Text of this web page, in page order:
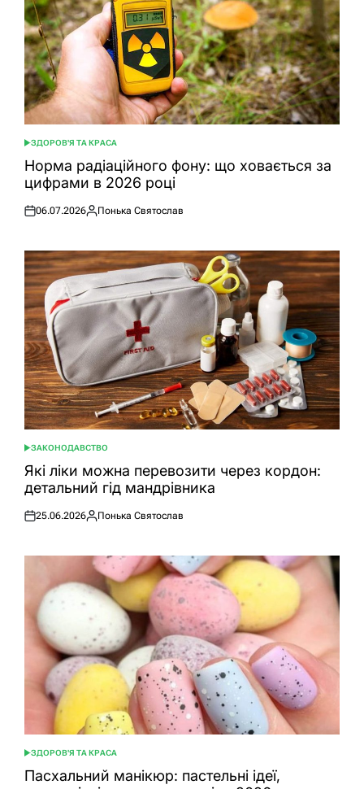
ОПУБЛІКУВАТИ
У
ЗДОРОВ'Я ТА КРАСА
Норма радіаційного фону: що ховається за
цифрами в 2026 році
Оприлюднено
06.07.2026
Опубліковано
Понька Святослав
ОПУБЛІКУВАТИ
У
ЗАКОНОДАВСТВО
Які ліки можна перевозити через кордон:
детальний гід мандрівника
Оприлюднено
25.06.2026
Опубліковано
Понька Святослав
ОПУБЛІКУВАТИ
У
ЗДОРОВ'Я ТА КРАСА
Пасхальний манікюр: пастельні ідеї,